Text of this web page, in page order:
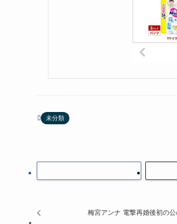
未分類
梅宮アンナ 電撃再婚後初の